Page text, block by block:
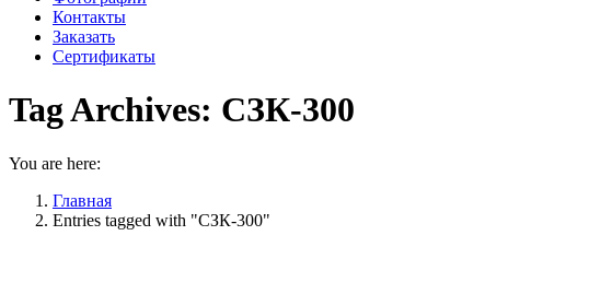
Контакты
Заказать
Сертификаты
Tag Archives: СЗК-300
You are here:
Главная
Entries tagged with "СЗК-300"